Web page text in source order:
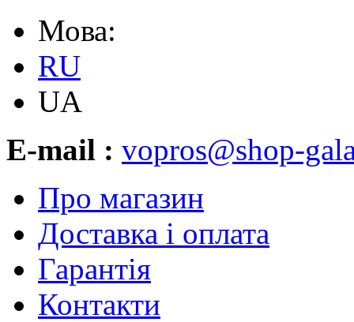
Мова:
RU
UA
E-mail : vopros@shop-
Про магазин
Доставка і оплата
Гарантія
Контакти